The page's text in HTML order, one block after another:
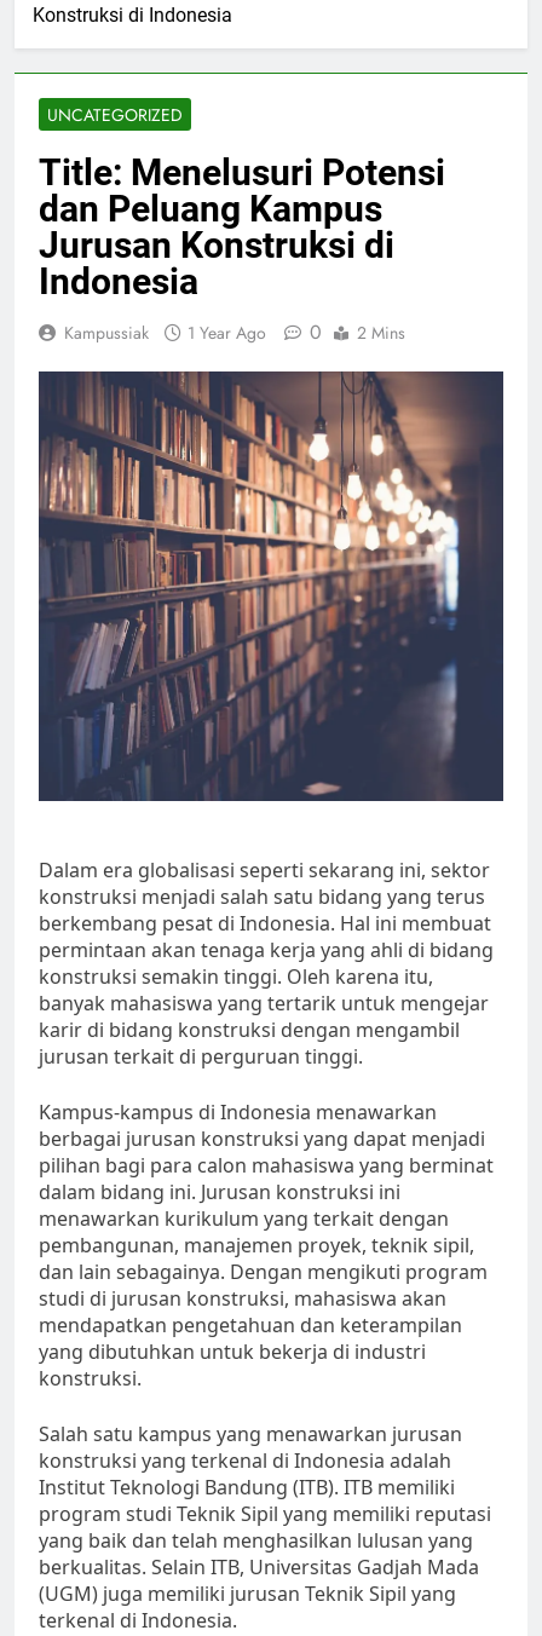
Konstruksi di Indonesia
UNCATEGORIZED
Title: Menelusuri Potensi
dan Peluang Kampus
Jurusan Konstruksi di
Indonesia
Kampussiak 1 Year Ago 0 2 Mins
Dalam era globalisasi seperti sekarang ini, sektor
konstruksi menjadi salah satu bidang yang terus
berkembang pesat di Indonesia. Hal ini membuat
permintaan akan tenaga kerja yang ahli di bidang
konstruksi semakin tinggi. Oleh karena itu,
banyak mahasiswa yang tertarik untuk mengejar
karir di bidang konstruksi dengan mengambil
jurusan terkait di perguruan tinggi.
Kampus-kampus di Indonesia menawarkan
berbagai jurusan konstruksi yang dapat menjadi
pilihan bagi para calon mahasiswa yang berminat
dalam bidang ini. Jurusan konstruksi ini
menawarkan kurikulum yang terkait dengan
pembangunan, manajemen proyek, teknik sipil,
dan lain sebagainya. Dengan mengikuti program
studi di jurusan konstruksi, mahasiswa akan
mendapatkan pengetahuan dan keterampilan
yang dibutuhkan untuk bekerja di industri
konstruksi.
Salah satu kampus yang menawarkan jurusan
konstruksi yang terkenal di Indonesia adalah
Institut Teknologi Bandung (ITB). ITB memiliki
program studi Teknik Sipil yang memiliki reputasi
yang baik dan telah menghasilkan lulusan yang
berkualitas. Selain ITB, Universitas Gadjah Mada
(UGM) juga memiliki jurusan Teknik Sipil yang
terkenal di Indonesia.